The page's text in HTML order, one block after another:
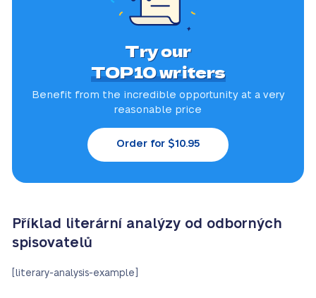
Try our
TOP10 writers
Benefit from the incredible opportunity at a very
reasonable price
Order for $10.95
Příklad literární analýzy od odborných
spisovatelů
[literary-analysis-example]